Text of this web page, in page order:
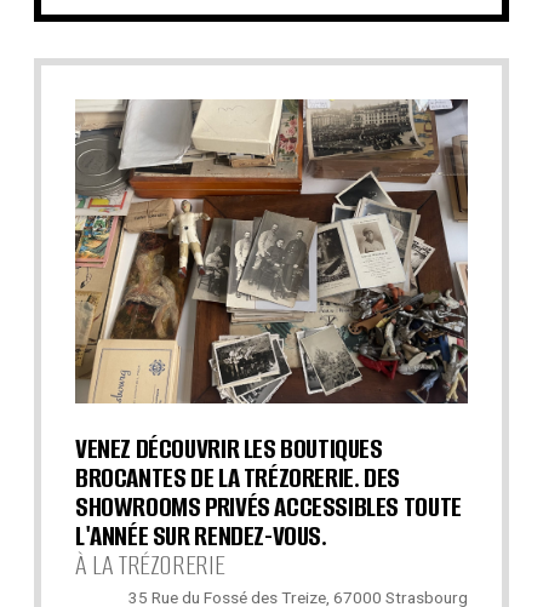
VENEZ DÉCOUVRIR LES BOUTIQUES
BROCANTES DE LA TRÉZORERIE. DES
SHOWROOMS PRIVÉS ACCESSIBLES TOUTE
L'ANNÉE SUR RENDEZ-VOUS.
À LA TRÉZORERIE
35 Rue du Fossé des Treize, 67000 Strasbourg